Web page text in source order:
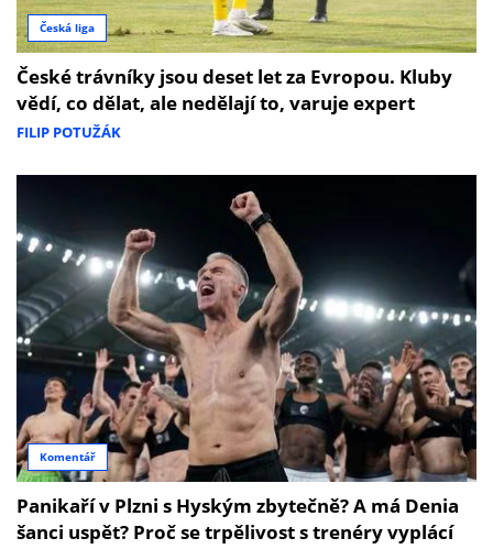
Česká liga
České trávníky jsou deset let za Evropou. Kluby
vědí, co dělat, ale nedělají to, varuje expert
FILIP POTUŽÁK
Komentář
Panikaří v Plzni s Hyským zbytečně? A má Denia
šanci uspět? Proč se trpělivost s trenéry vyplácí